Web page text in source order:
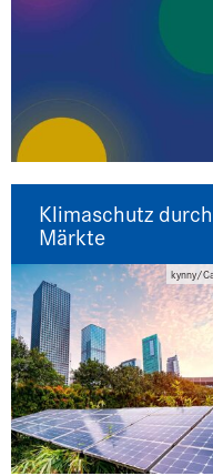
kynny/
Klimaschutz
Märkte